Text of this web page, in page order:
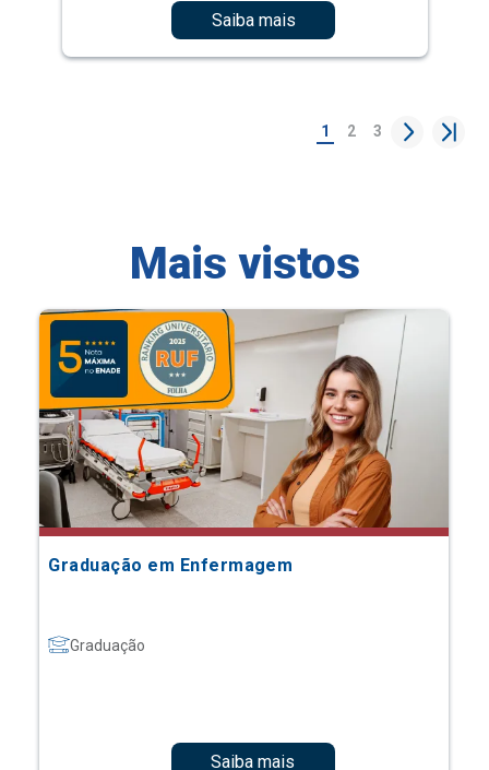
Saiba mais
1 2 3
Mais vistos
Graduação em Enfermagem
Graduação
Saiba mais